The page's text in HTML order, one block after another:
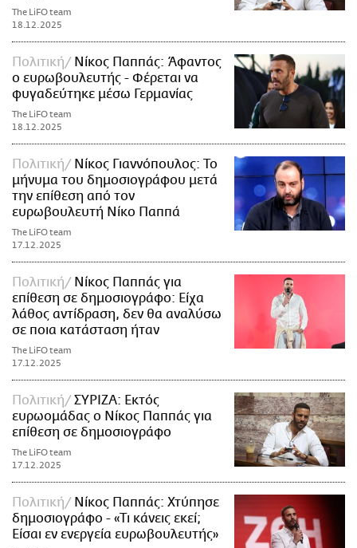
The LiFO team
18.12.2025
Πολιτική
Νίκος Παππάς: Άφαντος
ο ευρωβουλευτής - Φέρεται να
φυγαδεύτηκε μέσω Γερμανίας
The LiFO team
18.12.2025
Πολιτική
Νίκος Γιαννόπουλος: Το
μήνυμα του δημοσιογράφου μετά
την επίθεση από τον
ευρωβουλευτή Νίκο Παππά
The LiFO team
17.12.2025
Πολιτική
Νίκος Παππάς για
επίθεση σε δημοσιογράφο: Είχα
λάθος αντίδραση, δεν θα αναλύσω
σε ποια κατάσταση ήταν
The LiFO team
17.12.2025
Πολιτική
ΣΥΡΙΖΑ: Εκτός
ευρωομάδας ο Νίκος Παππάς για
επίθεση σε δημοσιογράφο
The LiFO team
17.12.2025
Πολιτική
Νίκος Παππάς: Χτύπησε
δημοσιογράφο - «Τι κάνεις εκεί;
Είσαι εν ενεργεία ευρωβουλευτής»